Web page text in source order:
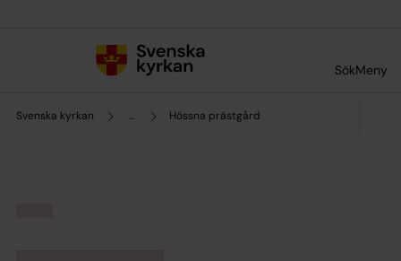
SökMeny
Svenska kyrkan ... Hössna prästgård